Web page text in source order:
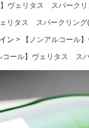
】ヴェリタス スパーク
ェリタス スパークリン
ン
【ノンアルコール
コール】ヴェリタス ス